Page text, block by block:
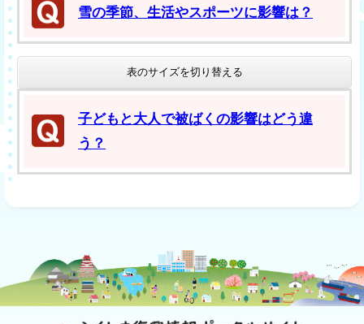
雪の季節、生活やスポーツに影響は？
表のサイズを切り替える
子どもと大人で被ばくの影響はどう違
う？